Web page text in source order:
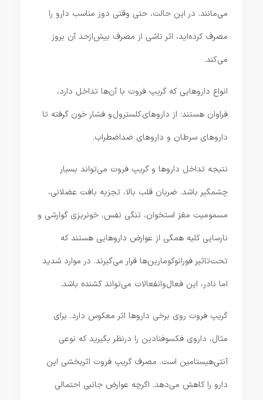
می‌مانند. در این حالت، حتی وقتی دوز مناسب دارو را
مصرف کرده‌اید، اثر ناشی از مصرف بیش‌ازحد آن بروز
می‌کند.
انواع داروهایی که گریپ فروت با آن‌ها تداخل دارد،
فراوان هستند؛ از داروهای کلسترول و فشار خون گرفته تا
داروهای سرطان و داروهای ضداضطراب.
نتیجه تداخل داروها و گریپ فروت می‌تواند بسیار
چشمگیر باشد. ضربان قلب بالا، تجزیه بافت عضلانی،
مسمومیت مغز استخوان، تنگی نفس، خونریزی گوارشی و
نارسایی کلیه همگی از عوارض داروهایی هستند که
تحت‌تاثیر فورانوکومارین‌ها قرار می‌گیرند. در موارد شدید
اما نادر، این فعال‌وانفعالات می‌تواند کشنده باشد.
گریپ فروت روی برخی داروها اثر معکوس دارد. برای
مثال، داروی فکسوفنادین را درنظر بگیرید که نوعی
آنتی‌هیستامین است. مصرف گریپ فروت اثربخشی این
دارو را کاهش می‌دهد. اگرچه عوارض جانبی احتمالی